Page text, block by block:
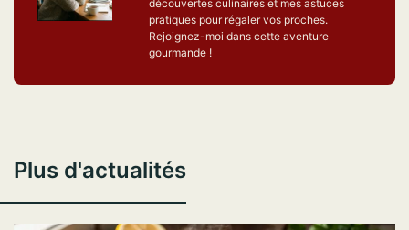
découvertes culinaires et mes astuces
pratiques pour régaler vos proches.
Rejoignez-moi dans cette aventure
gourmande !
Plus d'actualités